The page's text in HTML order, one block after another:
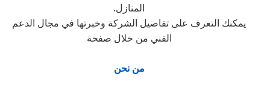
المنازل.
يمكنك التعرف على تفاصيل الشركة وخبرتها في مجال الدعم
الفني من خلال صفحة
من نحن